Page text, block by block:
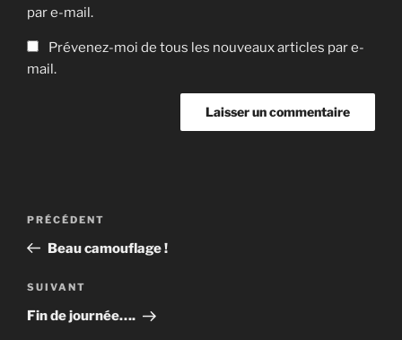
par e-mail.
Prévenez-moi de tous les nouveaux articles par e-
mail.
Navigation
l’article
Article
précédent
PRÉCÉDENT
Beau camouflage !
Article
suivant
SUIVANT
Fin de journée….